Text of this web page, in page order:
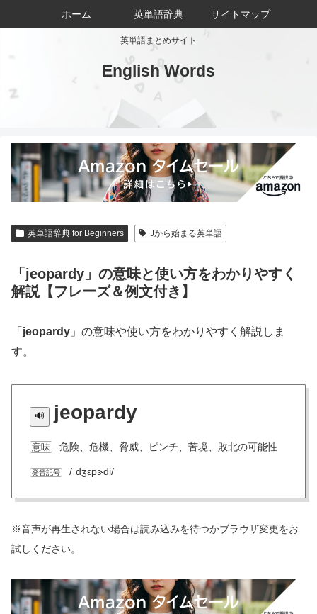
英単語まとめサイト
English Words
ホーム 英単語辞典 サイトマップ
英単語辞典 for Beginners Jから始まる英単語
「jeopardy」の意味と使い方をわかりやすく
解説【フレーズ＆例文付き】
「 jeopardy 」の意味や使い方をわかりやすく解説しま
す。
jeopardy
意味 危険、危機、脅威、ピンチ、苦境、敗北の可能性
発音記号 /ˈdʒɛpɝdi/
※音声が再生されない場合は読み込みを待つかブラウザ変更をお
試しください。